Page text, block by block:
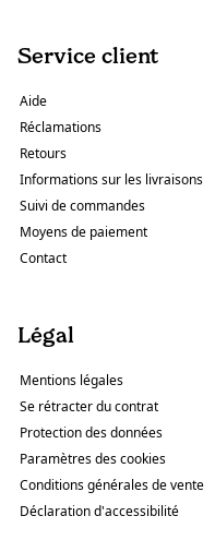
Service client
Aide
Réclamations
Retours
Informations sur les livraisons
Suivi de commandes
Moyens de paiement
Contact
Légal
Mentions légales
Se rétracter du contrat
Protection des données
Paramètres des cookies
Conditions générales de vente
Déclaration d'accessibilité